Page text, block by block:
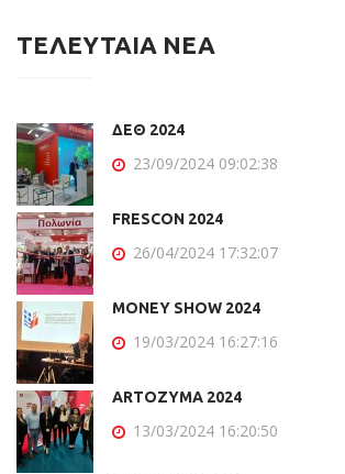
ΤΕΛΕΥΤΑΙΑ ΝΕΑ
ΔΕΘ 2024
23/09/2024 09:02:38
FRESCON 2024
26/04/2024 17:32:07
MONEY SHOW 2024
19/03/2024 16:27:16
ARTOZYMA 2024
13/03/2024 16:20:50